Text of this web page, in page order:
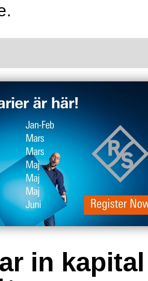
in kapital